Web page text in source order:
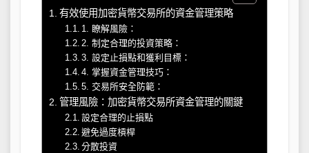
有效使用加密貨幣交易所的資金管理策略
1. 瞭解風險：
2. 制定合理的投資策略：
3. 設定止損點和獲利目標：
4. 掌握資金管理技巧：
5. 交易所安全防範：
管理風險：加密貨幣交易所資金管理的關鍵
設定合理的止損點
避免過度槓桿
分散投資